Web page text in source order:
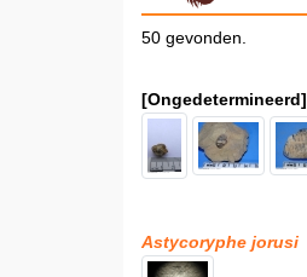
50 gevonden.
[Ongedetermineerd]
Astycoryphe jorusi